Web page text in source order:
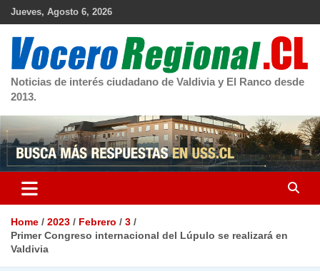
Skip
Jueves, Agosto 6, 2026
Noticias de interés ciudadano de Valdivia y El Ranco desde
2013.
Home 2023 Febrero
3
Primer Congreso internacional del Lúpulo se realizará en
Valdivia